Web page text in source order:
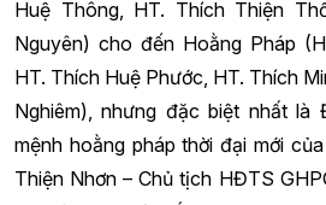
Huệ Thông, HT. Thích Thiện
Nguyên) cho đến Hoằng Pháp
HT. Thích Huệ Phước, HT. Thích
Nghiêm), nhưng đặc biệt nhất
mệnh hoằng pháp thời đại mới
Thiện Nhơn – Chủ tịch HĐTS